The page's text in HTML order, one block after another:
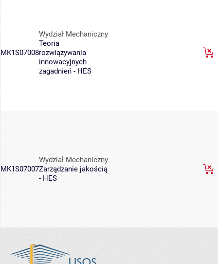
MK1S07008
Wydział Mechaniczny
Teoria
rozwiązywania
innowacyjnych
zagadnień - HES
MK1S07007
Wydział Mechaniczny
Zarządzanie jakością
- HES